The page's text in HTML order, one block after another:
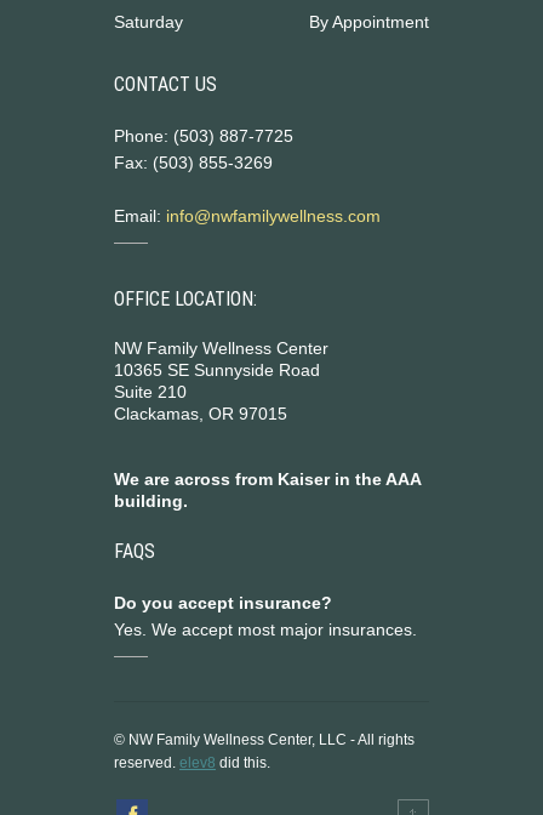
Saturday By Appointment
CONTACT US
Phone: (503) 887-7725
Fax: (503) 855-3269
Email: info@nwfamilywellness.com
OFFICE LOCATION:
NW Family Wellness Center
10365 SE Sunnyside Road
Suite 210
Clackamas, OR 97015
We are across from Kaiser in the AAA
building.
FAQS
Do you accept insurance?
Yes. We accept most major insurances.
© NW Family Wellness Center, LLC - All rights
reserved. elev8 did this.